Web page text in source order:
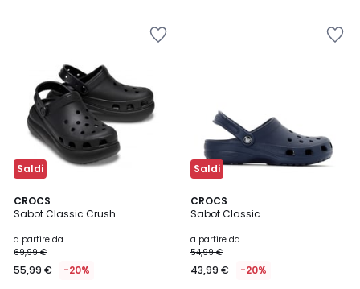
Saldi
CROCS
Sabot Classic Crush
a partire da
69,99 €
55,99 € -20%
4,4
/ 5
2
Colori
Saldi
CROCS
Sabot Classic
a partire da
54,99 €
43,99 € -20%
4,6
/ 5
10
Colori